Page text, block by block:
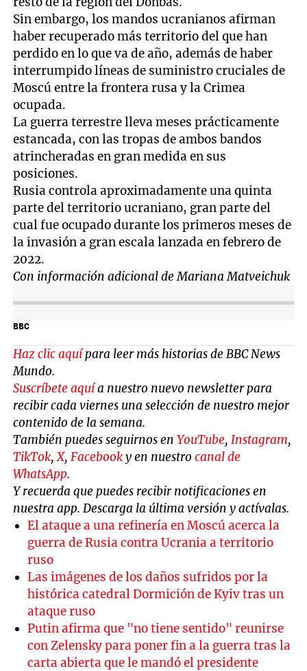
Sin embargo, los mandos ucranianos afirman
haber recuperado más territorio del que han
perdido en lo que va de año, además de haber
interrumpido líneas de suministro cruciales de
Moscú entre la frontera rusa y la Crimea
ocupada.
La guerra terrestre lleva meses prácticamente
estancada, con las tropas de ambos bandos
atrincheradas en gran medida en sus
posiciones.
Rusia controla aproximadamente una quinta
parte del territorio ucraniano, gran parte del
cual fue ocupado durante los primeros meses de
la invasión a gran escala lanzada en febrero de
2022.
Con información adicional de Mariana Matveichuk
BBC
Haz clic aquípara leer más historias de BBC News
Mundo.
Suscríbete aquía nuestro nuevo newsletter para
recibir cada viernes una selección de nuestro mejor
contenido de la semana.
También puedes seguirnos enYouTube,Instagram,
TikTok,X,Facebooky en nuestrocanal de
WhatsApp.
Y recuerda que puedes recibir notificaciones en
nuestra app. Descarga la última versión y actívalas.
El ataque a una refinería en Moscú acerca la
guerra de Rusia contra Ucrania a territorio
ruso
Las imágenes de los daños sufridos por la
histórica catedral Dormición de Kyiv tras un
ataque ruso
Putin afirma que "no tiene sentido" reunirse
con Zelensky para poner fin a la guerra tras la
carta abierta que le mandó el presidente